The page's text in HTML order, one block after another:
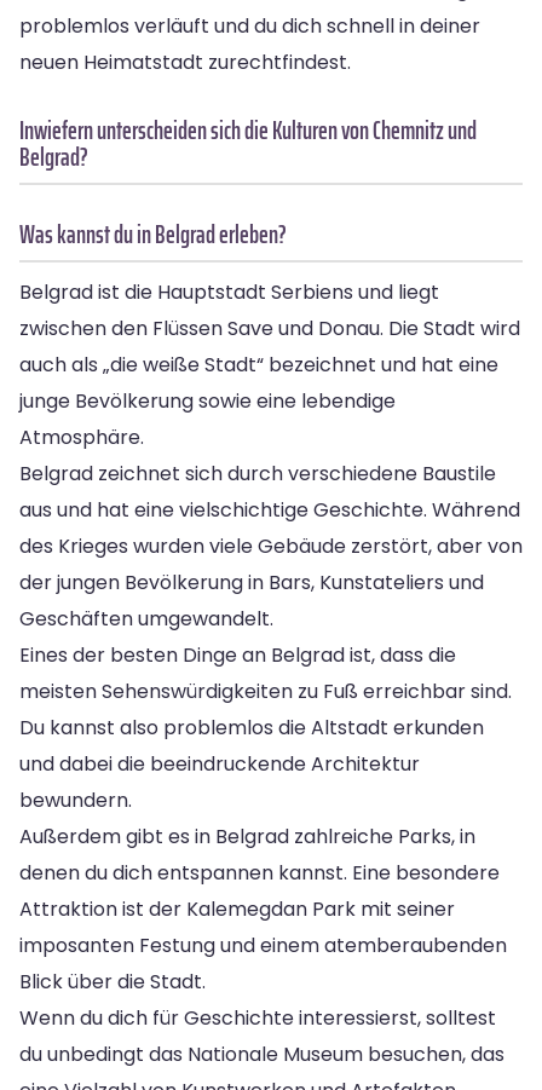
problemlos verläuft und du dich schnell in deiner
neuen Heimatstadt zurechtfindest.
Inwiefern unterscheiden sich die Kulturen von Chemnitz und
Belgrad?
Was kannst du in Belgrad erleben?
Belgrad ist die Hauptstadt Serbiens und liegt
zwischen den Flüssen Save und Donau. Die Stadt wird
auch als „die weiße Stadt“ bezeichnet und hat eine
junge Bevölkerung sowie eine lebendige
Atmosphäre.
Belgrad zeichnet sich durch verschiedene Baustile
aus und hat eine vielschichtige Geschichte. Während
des Krieges wurden viele Gebäude zerstört, aber von
der jungen Bevölkerung in Bars, Kunstateliers und
Geschäften umgewandelt.
Eines der besten Dinge an Belgrad ist, dass die
meisten Sehenswürdigkeiten zu Fuß erreichbar sind.
Du kannst also problemlos die Altstadt erkunden
und dabei die beeindruckende Architektur
bewundern.
Außerdem gibt es in Belgrad zahlreiche Parks, in
denen du dich entspannen kannst. Eine besondere
Attraktion ist der Kalemegdan Park mit seiner
imposanten Festung und einem atemberaubenden
Blick über die Stadt.
Wenn du dich für Geschichte interessierst, solltest
du unbedingt das Nationale Museum besuchen, das